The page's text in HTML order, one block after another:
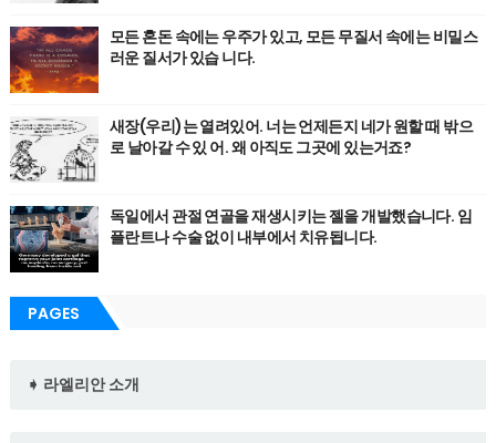
모든 혼돈 속에는 우주가 있고, 모든 무질서 속에는 비밀스
러운 질서가 있습 니다.
새장(우리)는 열려있어. 너는 언제든지 네가 원할 때 밖으
로 날아갈 수 있 어. 왜 아직도 그곳에 있는거죠?
독일에서 관절 연골을 재생시키는 젤을 개발했습니다. 임
플란트나 수술 없이 내부에서 치유됩니다.
PAGES
➧ 라엘리안 소개